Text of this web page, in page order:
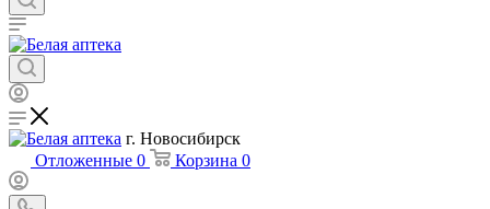
г. Новосибирск
Отложенные 0 Корзина 0